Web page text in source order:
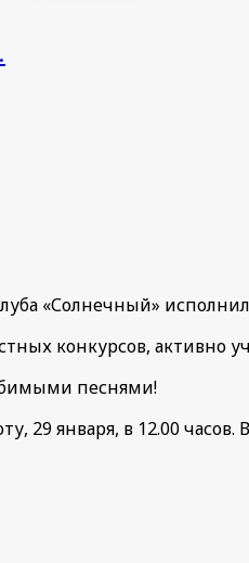
«Солнечный»
конкурсов, активно
песнями!
29 января, в 12.00